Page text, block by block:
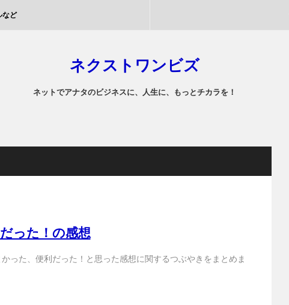
など
ネクストワンビズ
ネットでアナタのビジネスに、人生に、もっとチカラを！
った！の感想
った、便利だった！と思った感想に関するつぶやきをまとめま